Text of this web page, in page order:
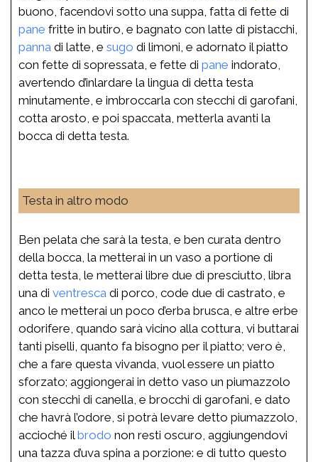
buono, facendovi sotto una suppa, fatta di fette di
pane fritte in butiro, e bagnato con latte di pistacchi,
panna di latte, e sugo di limoni, e adornato il piatto
con fette di sopressata, e fette di pane indorato,
avertendo d’inlardare la lingua di detta testa
minutamente, e imbroccarla con stecchi di garofani,
cotta arosto, e poi spaccata, metterla avanti la
bocca di detta testa.
Testa in altro modo
Ben pelata che sarà la testa, e ben curata dentro
della bocca, la metterai in un vaso a portione di
detta testa, le metterai libre due di presciutto, libra
una di ventresca di porco, code due di castrato, e
anco le metterai un poco d’erba brusca, e altre erbe
odorifere, quando sarà vicino alla cottura, vi buttarai
tanti piselli, quanto fa bisogno per il piatto; vero è,
che a fare questa vivanda, vuol essere un piatto
sforzato; aggiongerai in detto vaso un piumazzolo
con stecchi di canella, e brocchi di garofani, e dato
che havrà l’odore, si potrà levare detto piumazzolo,
accioché ilbrodo non resti oscuro, aggiungendovi
una tazza d’uva spina a porzione: e di tutto questo